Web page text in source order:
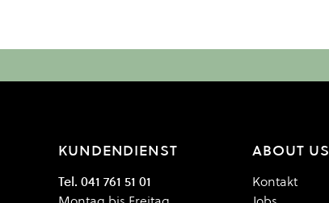
KUNDENDIENST
Tel. 041 761 51 01
ABOUT US
Kontakt